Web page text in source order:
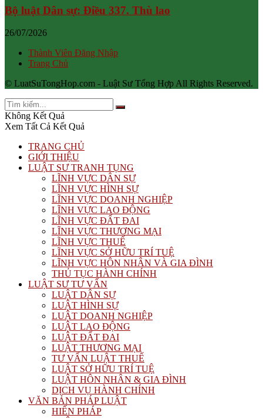
Bộ luật Dân sự: Điều 337. Thù lao
26/07/2026
Thành Viên Đăng Nhập
Trang Chủ
© LuatSuTongHop.com - Luật Sư Tổng Hợp All Rights Reserved.
Không Kết Quả
Xem Tất Cả Kết Quả
TRANG CHỦ
GIỚI THIỆU
LUẬT SƯ TRANH TỤNG
LĨNH VỰC DÂN SỰ
LĨNH VỰC HÌNH SỰ
LĨNH VỰC DOANH NGHIỆP
LĨNH VỰC LAO ĐỘNG
LĨNH VỰC ĐẤT ĐAI
LĨNH VỰC THƯƠNG MẠI
LĨNH VỰC THUẾ
LĨNH VỰC SỞ HỮU TRÍ TUỆ
LĨNH VỰC HÔN NHÂN VÀ GIA ĐÌNH
THỦ TỤC HÀNH CHÍNH
LUẬT SƯ TƯ VẤN
LUẬT DÂN SỰ
LUẬT HÌNH SỰ
LUẬT DOANH NGHIỆP
LUẬT LAO ĐỘNG
LUẬT ĐẤT ĐAI
LUẬT THƯƠNG MẠI
TƯ VẤN LUẬT THUẾ
LUẬT SỞ HỮU TRÍ TUỆ
LUẬT HÔN NHÂN & GIA ĐÌNH
DỊCH VỤ HÀNH CHÍNH
VĂN BẢN PHÁP LUẬT
HIẾN PHÁP